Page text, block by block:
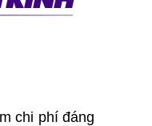
chi phí đáng